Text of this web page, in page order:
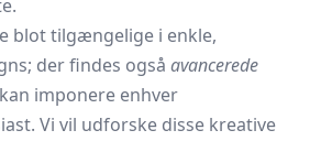
blot tilgængelige i enkle,
der findes også avancerede
imponere enhver
Vi vil udforske disse kreative